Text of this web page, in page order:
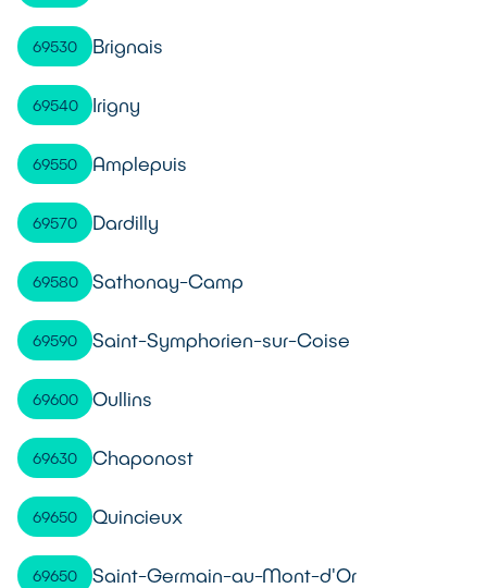
69530 Brignais
69540 Irigny
69550 Amplepuis
69570 Dardilly
69580 Sathonay-Camp
69590 Saint-Symphorien-sur-Coise
69600 Oullins
69630 Chaponost
69650 Quincieux
69650 Saint-Germain-au-Mont-d'Or